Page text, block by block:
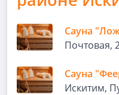
Сауна
Почтовая,
Сауна
Искитим,